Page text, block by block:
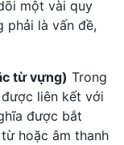
một vài quy
phải là vấn đề,
từ vựng) Trong
liên kết với
được bắt
hoặc âm thanh